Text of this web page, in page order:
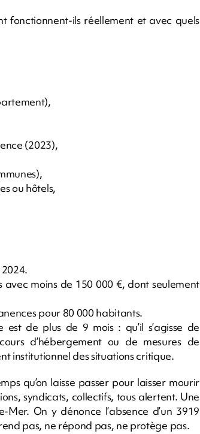
fonctionnent-ils réellement et avec quels
(2023),
ou hôtels,
avec moins de 150 000 €, dont seulement
pour 80 000 habitants.
de plus de 9 mois : qu’il s’agisse de
d’hébergement ou de mesures de
institutionnel des situations critique.
qu’on laisse passer pour laisser mourir
syndicats, collectifs, tous alertent. Une
On y dénonce l’absence d’un 3919
pas, ne répond pas, ne protège pas.